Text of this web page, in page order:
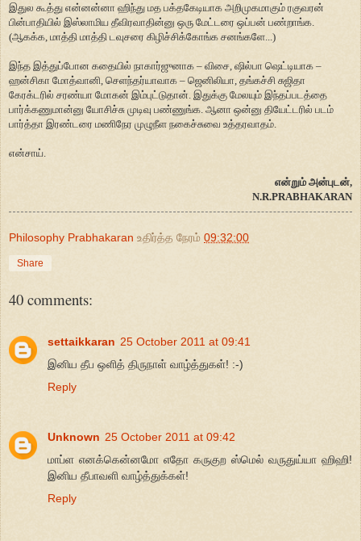
இதுல கூத்து என்னன்னா ஹிந்து மத பக்தகேடியாக அறிமுகமாகும் ரகுவரன்
பின்பாதியில் இஸ்லாமிய தீவிரவாதின்னு ஒரு மேட்டரை ஒப்பன் பண்றாங்க.
(ஆகக்க, மாத்தி மாத்தி டவுசரை கிழிச்சிக்கோங்க சனங்களே...)
இந்த இத்துப்போன கதையில் நாகார்ஜுனாக – விசை, ஷில்பா ஷெட்டியாக –
ஹன்சிகா மோத்வானி, செளந்தர்யாவாக – ஜெனிலியா, தங்கச்சி சுஜிதா
கேரக்டரில் சரண்யா மோகன் இம்புட்டுதான். இதுக்கு மேலயும் இந்தப்படத்தை
பார்க்கணுமான்னு யோசிச்சு முடிவு பண்ணுங்க. ஆனா ஒன்னு தியேட்டரில் படம்
பார்த்தா இரண்டரை மணிநேர முழுநீள நகைச்சுவை உத்தரவாதம்.
என்சாய்.
என்றும் அன்புடன்,
N.R.PRABHAKARAN
Philosophy Prabhakaran உதிர்த்த நேரம் 09:32:00
Share
40 comments:
settaikkaran 25 October 2011 at 09:41
இனிய தீப ஒளித் திருநாள் வாழ்த்துகள்! :-)
Reply
Unknown 25 October 2011 at 09:42
மாப்ள எனக்கென்னமோ எதோ கருகுற ஸ்மெல் வருதுய்யா ஹிஹி!
இனிய தீபாவளி வாழ்த்துக்கள்!
Reply